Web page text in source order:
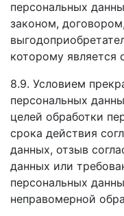
персональных
законом,
которому является
8.9. Условием
персональных
целей обработки
срока действия
данных, отзыв
данных или
персональных
неправомерной